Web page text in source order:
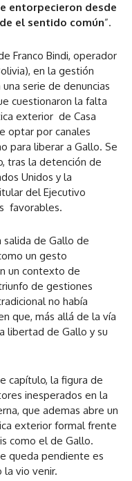
entorpecieron desde
el sentido común”.
Franco Bindi, operador
en la gestión
serie de denuncias
cuestionaron la falta
exterior de Casa
optar por canales
para liberar a Gallo. Se
tras la detención de
Unidos y la
del Ejecutivo
favorables.
de Gallo de
un gesto
un contexto de
de gestiones
no había
que, más allá de la vía
libertad de Gallo y su
capítulo, la figura de
inesperados en la
que ademas abre un
exterior formal frente
como el de Gallo.
queda pendiente es
la vio venir.